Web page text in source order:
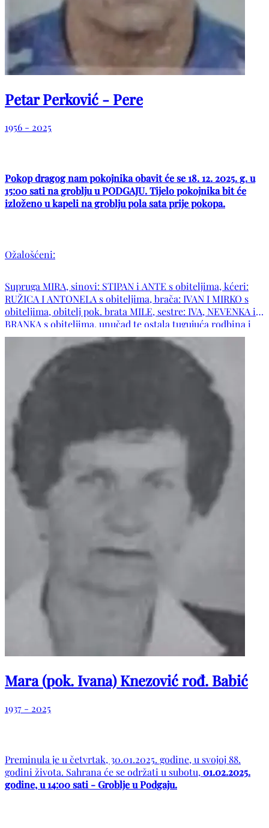
Petar Perković - Pere
1956 - 2025
Pokop dragog nam pokojnika obavit će se 18. 12. 2025. g. u
15:00 sati na groblju u PODGAJU. Tijelo pokojnika bit će
izloženo u kapeli na groblju pola sata prije pokopa.
Ožalošćeni:
Supruga MIRA, sinovi: STIPAN i ANTE s obiteljima, kćeri:
RUŽICA I ANTONELA s obiteljima, brača: IVAN I MIRKO s
obiteljima, obitelj pok. brata MILE, sestre: IVA, NEVENKA i
BRANKA s obiteljima, unučad te ostala tugujuća rodbina i
prijatelji. Neka mu Gospodin udijeli svoj mir i podari vječní
pokoj. Počivao u miru Božjem!
Mara (pok. Ivana) Knezović rođ. Babić
1937 - 2025
Preminula je u četvrtak, 30.01.2025. godine, u svojoj 88.
godini života. Sahrana će se održati u subotu, 01.02.2025.
godine, u 14:00 sati - Groblje u Podgaju.